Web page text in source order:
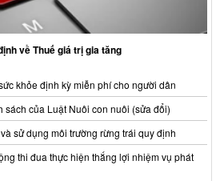
về Thuế giá trị gia tăng
khỏe định kỳ miễn phí cho người dân
của Luật Nuôi con nuôi (sửa đổi)
sử dụng môi trường rừng trái quy định
thi đua thực hiện thắng lợi nhiệm vụ phát